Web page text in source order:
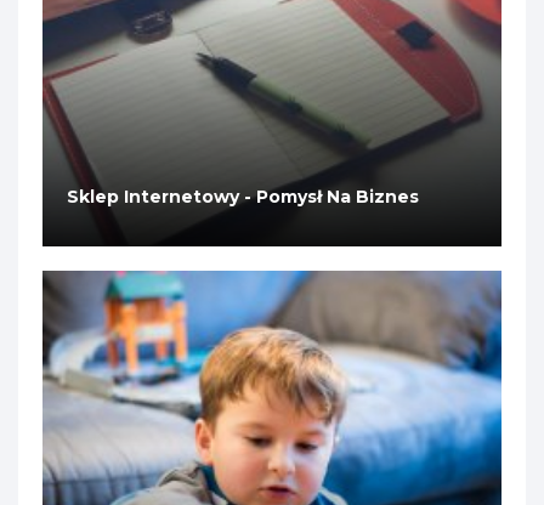
Sklep Internetowy - Pomysł Na Biznes